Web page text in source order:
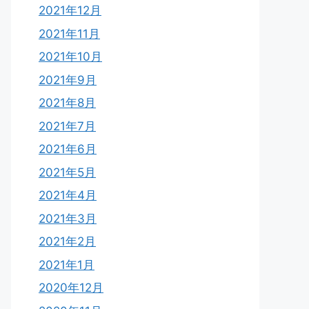
2021年12月
2021年11月
2021年10月
2021年9月
2021年8月
2021年7月
2021年6月
2021年5月
2021年4月
2021年3月
2021年2月
2021年1月
2020年12月